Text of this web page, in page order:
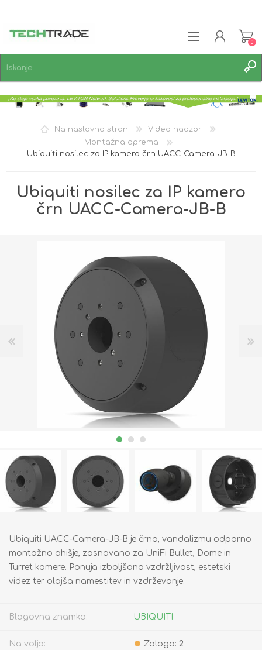
PRIJAVA
0
Na naslovno stran
Video nadzor
Montažna oprema
Ubiquiti nosilec za IP kamero črn UACC-Camera-JB-B
Ubiquiti nosilec za IP kamero
črn UACC-Camera-JB-B
Ubiquiti UACC-Camera-JB-B je črno, vandalizmu odporno
montažno ohišje, zasnovano za UniFi Bullet, Dome in
Turret kamere. Ponuja izboljšano vzdržljivost, estetski
videz ter olajša namestitev in vzdrževanje.
Blagovna znamka: UBIQUITI
Na voljo: Zaloga: 2